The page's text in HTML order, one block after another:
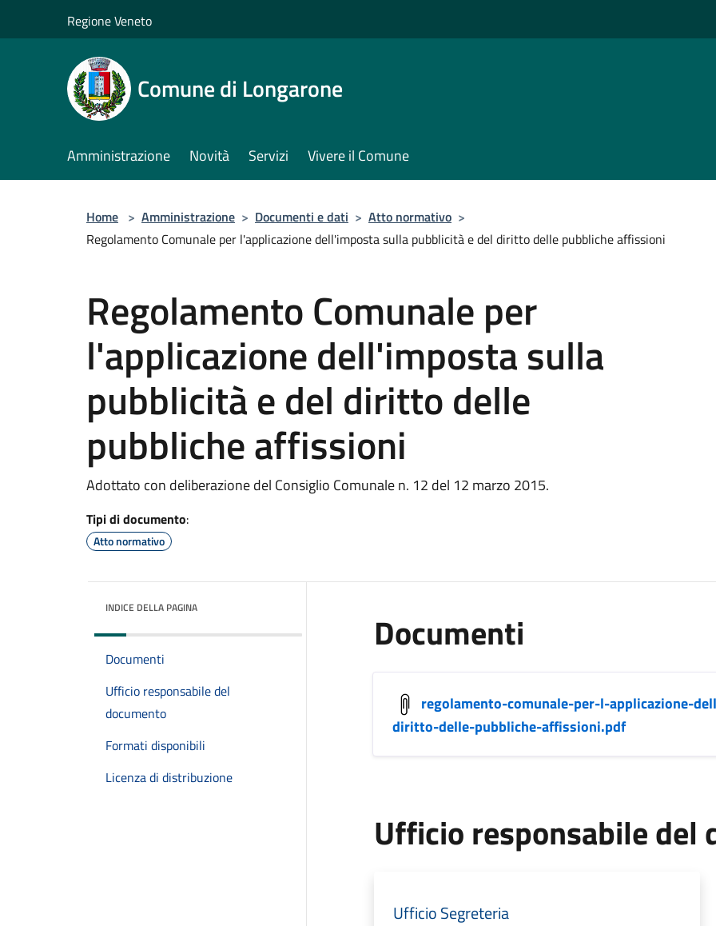
Regione Veneto
Comune di Longarone
Amministrazione Novità Servizi Vivere il Comune
Home > Amministrazione > Documenti e dati > Atto normativo >
Regolamento Comunale per l'applicazione dell'imposta sulla pubblicità e del diritto delle pubbliche affissioni
Regolamento Comunale per
l'applicazione dell'imposta sulla
pubblicità e del diritto delle
pubbliche affissioni
Adottato con deliberazione del Consiglio Comunale n. 12 del 12 marzo 2015.
Tipi di documento:
Atto normativo
INDICE DELLA PAGINA
Documenti
Ufficio responsabile del
documento
Formati disponibili
Licenza di distribuzione
Documenti
regolamento-comunale-per-l-applicazione-
diritto-delle-pubbliche-affissioni.pdf
Ufficio responsabile del
Ufficio Segreteria